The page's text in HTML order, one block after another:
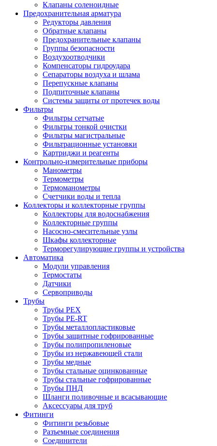
Клапаны соленоидные
Предохранительная арматура
Редукторы давления
Обратные клапаны
Предохранительные клапаны
Группы безопасности
Воздухоотводчики
Компенсаторы гидроудара
Сепараторы воздуха и шлама
Перепускные клапаны
Подпиточные клапаны
Системы защиты от протечек воды
Фильтры
Фильтры сетчатые
Фильтры тонкой очистки
Фильтры магистральные
Фильтрационные установки
Картриджи и реагенты
Контрольно-измерительные приборы
Манометры
Термометры
Термоманометры
Счетчики воды и тепла
Коллекторы и коллекторные группы
Коллекторы для водоснабжения
Коллекторные группы
Насосно-смесительные узлы
Шкафы коллекторные
Терморегулирующие группы и устройства
Автоматика
Модули управления
Термостаты
Датчики
Сервоприводы
Трубы
Трубы PEX
Трубы PE-RT
Трубы металлопластиковые
Трубы защитные гофрированные
Трубы полипропиленовые
Трубы из нержавеющей стали
Трубы медные
Трубы стальные оцинкованные
Трубы стальные гофрированные
Трубы ПНД
Шланги поливочные и всасывающие
Аксессуары для труб
Фитинги
Фитинги резьбовые
Разъемные соединения
Соединители